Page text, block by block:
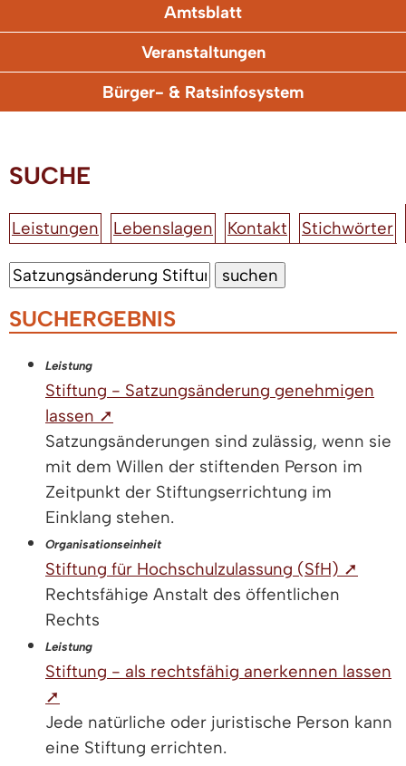
Amtsblatt
Veranstaltungen
Bürger- & Ratsinfosystem
SUCHE
Leistungen Lebenslagen Kontakt Stichwörter
SUCHERGEBNIS
Leistung
Stiftung - Satzungsänderung genehmigen
lassen ➚
Satzungsänderungen sind zulässig, wenn sie
mit dem Willen der stiftenden Person im
Zeitpunkt der Stiftungserrichtung im
Einklang stehen.
Organisationseinheit
Stiftung für Hochschulzulassung (SfH) ➚
Rechtsfähige Anstalt des öffentlichen
Rechts
Leistung
Stiftung - als rechtsfähig anerkennen lassen
➚
Jede natürliche oder juristische Person kann
eine Stiftung errichten.